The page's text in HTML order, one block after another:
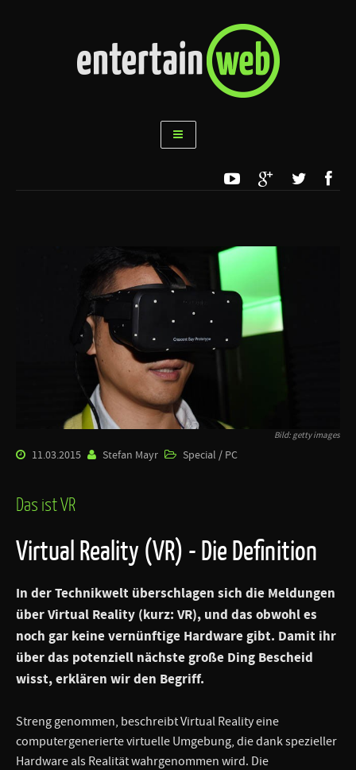
Bild: getty images
11.03.2015 Stefan Mayr Special / PC
Das ist VR
Virtual Reality (VR) - Die Definition
In der Technikwelt überschlagen sich die Meldungen
über Virtual Reality (kurz: VR), und das obwohl es
noch gar keine vernünftige Hardware gibt. Damit ihr
über das potenziell nächste große Ding Bescheid
wisst, erklären wir den Begriff.
Streng genommen, beschreibt Virtual Reality eine
computergenerierte virtuelle Umgebung, die dank spezieller
Hardware als Realität wahrgenommen wird. Die